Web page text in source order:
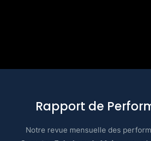
Rapport de
Notre revue mensuelle des